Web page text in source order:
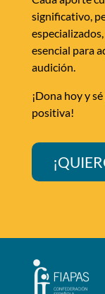
significativo,
esencial para
audición.
¡Dona hoy y
positiva!